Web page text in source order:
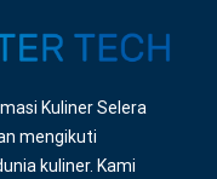
Kuliner Selera
mengikuti
kuliner. Kami